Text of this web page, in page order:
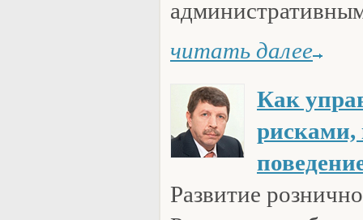
читать далее
Как
рисками,
Развитие